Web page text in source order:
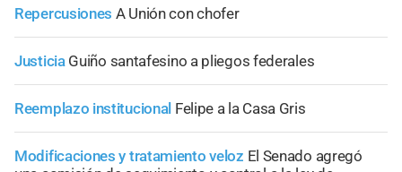
Repercusiones A Unión con chofer
Justicia Guiño santafesino a pliegos federales
Reemplazo institucional Felipe a la Casa Gris
Modificaciones y tratamiento veloz El Senado agregó